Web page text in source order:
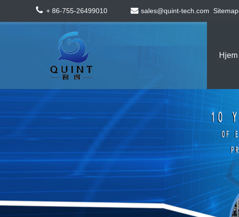
+ 86-755-26499010 sales@quint-tech.com Sitemap
Hjem